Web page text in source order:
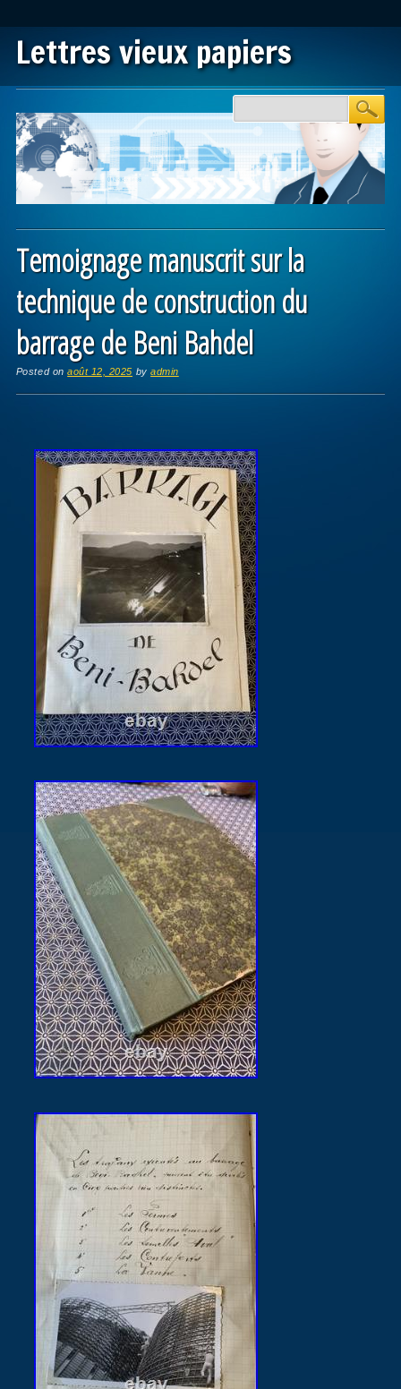
Lettres vieux papiers
Main menu
Temoignage manuscrit sur la
technique de construction du
barrage de Beni Bahdel
Posted onaoût 12, 2025 byadmin